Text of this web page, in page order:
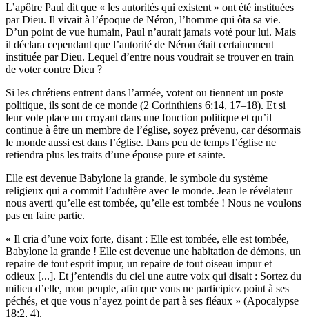
L’apôtre Paul dit que « les autorités qui existent » ont été instituées
par Dieu. Il vivait à l’époque de Néron, l’homme qui ôta sa vie.
D’un point de vue humain, Paul n’aurait jamais voté pour lui. Mais
il déclara cependant que l’autorité de Néron était certainement
instituée par Dieu. Lequel d’entre nous voudrait se trouver en train
de voter contre Dieu ?
Si les chrétiens entrent dans l’armée, votent ou tiennent un poste
politique, ils sont de ce monde (2 Corinthiens 6:14, 17–18). Et si
leur vote place un croyant dans une fonction politique et qu’il
continue à être un membre de l’église, soyez prévenu, car désormais
le monde aussi est dans l’église. Dans peu de temps l’église ne
retiendra plus les traits d’une épouse pure et sainte.
Elle est devenue Babylone la grande, le symbole du système
religieux qui a commit l’adultère avec le monde. Jean le révélateur
nous averti qu’elle est tombée, qu’elle est tombée ! Nous ne voulons
pas en faire partie.
« Il cria d’une voix forte, disant : Elle est tombée, elle est tombée,
Babylone la grande ! Elle est devenue une habitation de démons, un
repaire de tout esprit impur, un repaire de tout oiseau impur et
odieux [...]. Et j’entendis du ciel une autre voix qui disait : Sortez du
milieu d’elle, mon peuple, afin que vous ne participiez point à ses
péchés, et que vous n’ayez point de part à ses fléaux » (Apocalypse
18:2, 4).